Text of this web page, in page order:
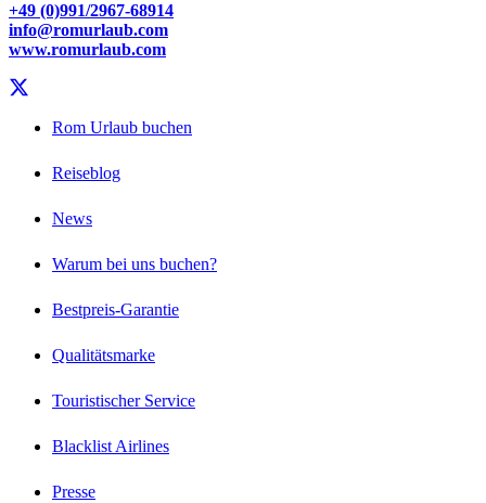
+49 (0)991/2967-68914
info@romurlaub.com
www.romurlaub.com
Rom Urlaub buchen
Reiseblog
News
Warum bei uns buchen?
Bestpreis-Garantie
Qualitätsmarke
Touristischer Service
Blacklist Airlines
Presse